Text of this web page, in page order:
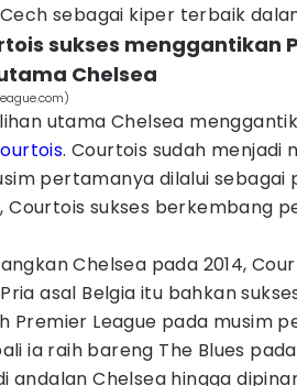
sebagai kiper terbaik
sukses menggantikan
Chelsea
utama Chelsea
. Courtois sudah menjadi
pertamanya dilalui
Courtois sukses berkembang
Chelsea pada 2014,
asal Belgia itu bahkan
Premier League pada musim
ia raih bareng The Blues pada
andalan Chelsea hingga